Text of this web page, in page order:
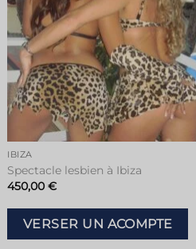
IBIZA
Spectacle lesbien à Ibiza
450,00€
VERSER UN ACOMPTE